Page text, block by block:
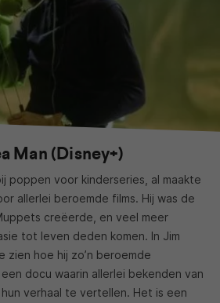
Man (Disney+)
poppen voor kinderseries, al maakte
allerlei beroemde films. Hij was de
creëerde, en veel meer
tot leven deden komen. In Jim
zien hoe hij zo’n beroemde
docu waarin allerlei bekenden van
verhaal te vertellen. Het is een